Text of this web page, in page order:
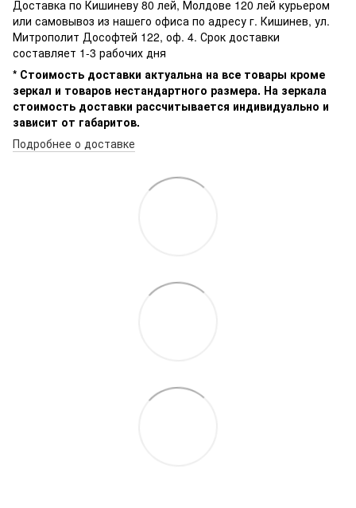
Доставка по Кишиневу 80 лей, Молдове 120 лей курьером
или самовывоз из нашего офиса по адресу г. Кишинев, ул.
Митрополит Дософтей 122, оф. 4. Срок доставки
составляет 1-3 рабочих дня
* Стоимость доставки актуальна на все товары кроме
зеркал и товаров нестандартного размера. На зеркала
стоимость доставки рассчитывается индивидуально и
зависит от габаритов.
Подробнее о доставке